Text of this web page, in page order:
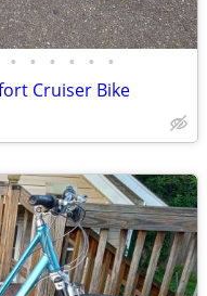
• • • • • •
Cruiser Bike